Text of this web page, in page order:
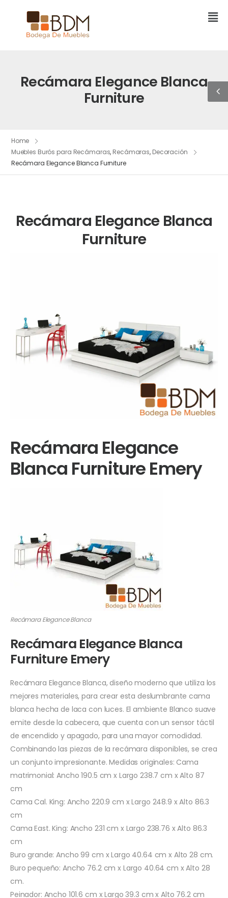
Recámara Elegance Blanca
Furniture
Home
Muebles Burós para Recámaras, Recámaras, Decoración
Recámara Elegance Blanca Furniture
Recámara Elegance Blanca
Furniture
Recámara Elegance
Blanca Furniture Emery
Recámara Elegance Blanca
Recámara Elegance Blanca
Furniture Emery
Recámara Elegance Blanca, diseño moderno que utiliza los
mejores materiales, para crear esta deslumbrante cama
blanca hecha de laca con luces. El ambiente Blanco suave
emite desde la cabecera, que cuenta con un sensor táctil
de encendido y apagado, para una mayor comodidad.
Combinando las piezas de la recámara disponibles, se crea
un conjunto impresionante. Medidas originales: Cama
matrimonial: Ancho 190.5 cm x Largo 238.7 cm x Alto 87
cm
Cama Cal. King: Ancho 220.9 cm x Largo 248.9 x Alto 86.3
cm
Cama East. King: Ancho 231 cm x Largo 238.76 x Alto 86.3
cm
Buro grande: Ancho 99 cm x Largo 40.64 cm x Alto 28 cm.
Buro pequeño: Ancho 76.2 cm x Largo 40.64 cm x Alto 28
cm.
Peinador: Ancho 101.6 cm x Largo 39.3 cm x Alto 76.2 cm